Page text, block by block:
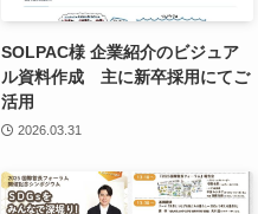
SOLPAC様 企業紹介のビジュア
ル資料作成 主に新卒採用にてご
活用
2026.03.31